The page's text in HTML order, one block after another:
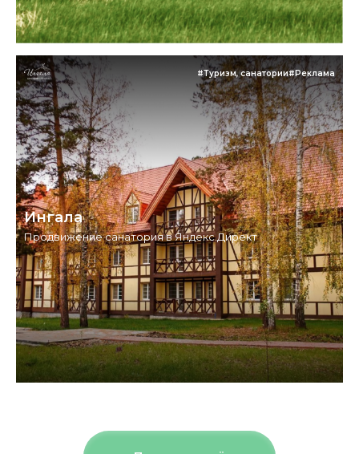
#Туризм, санатории#Реклама
Ингала
Продвижение санатория в Яндекс.Директ